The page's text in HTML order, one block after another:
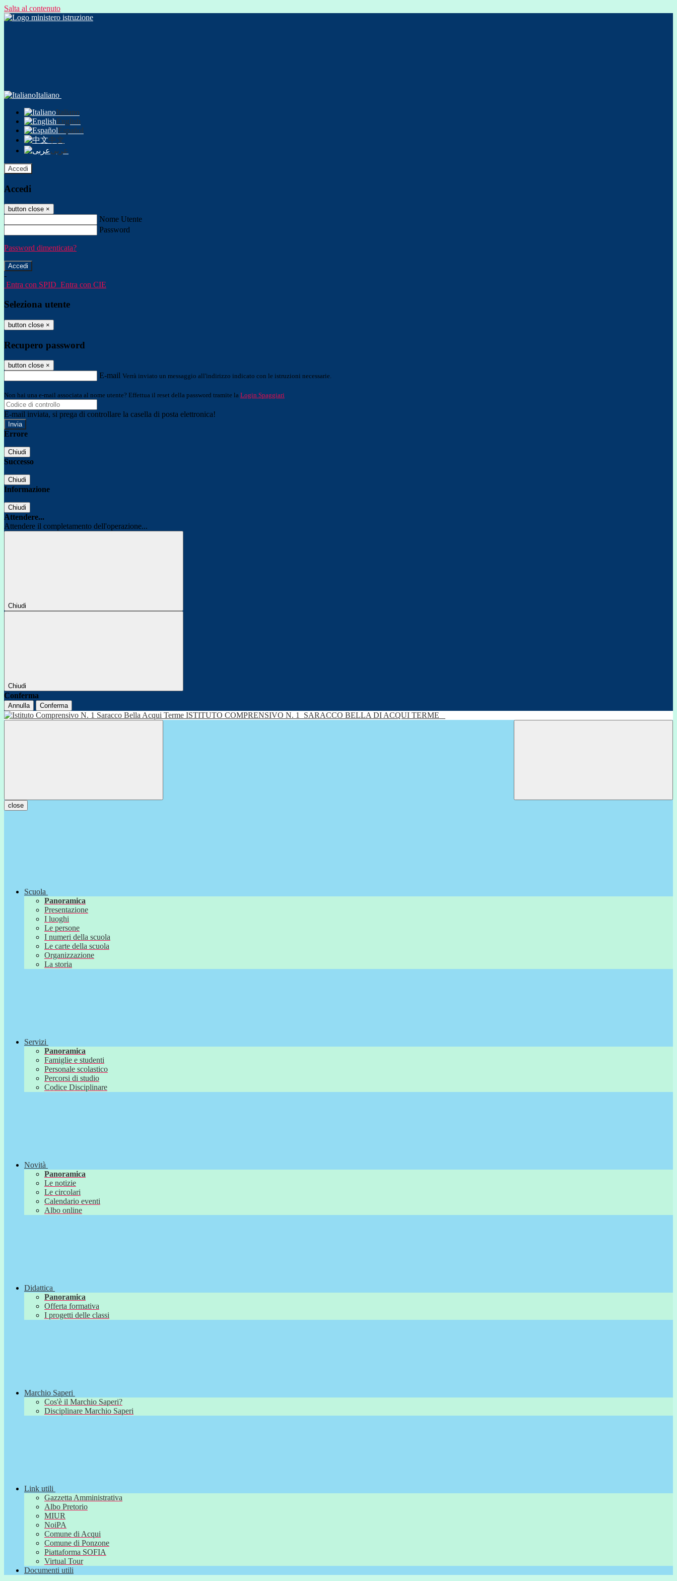
Salta al contenuto
Italiano
Italiano
English
Español
中文
عربى
Accedi
Accedi
button close ×
Nome Utente
Password
Password dimenticata?
-
Entra con SPID Entra con CIE
Seleziona utente
button close ×
Recupero password
button close ×
E-mail Verrà inviato un messaggio all'indirizzo indicato con le istruzioni necessarie.
Non hai una e-mail associata al nome utente? Effettua il reset della password tramite la Login Spaggiari
E-mail inviata, si prega di controllare la casella di posta elettronica!
Errore
Chiudi
Successo
Chiudi
Informazione
Chiudi
Attendere...
Attendere il completamento dell'operazione...
Chiudi
Chiudi
Conferma
Annulla Conferma
ISTITUTO COMPRENSIVO N. 1 SARACCO BELLA DI ACQUI TERME
close
Scuola
Panoramica
Presentazione
I luoghi
Le persone
I numeri della scuola
Le carte della scuola
Organizzazione
La storia
Servizi
Panoramica
Famiglie e studenti
Personale scolastico
Percorsi di studio
Codice Disciplinare
Novità
Panoramica
Le notizie
Le circolari
Calendario eventi
Albo online
Didattica
Panoramica
Offerta formativa
I progetti delle classi
Marchio Saperi
Cos'è il Marchio Saperi?
Disciplinare Marchio Saperi
Link utili
Gazzetta Amministrativa
Albo Pretorio
MIUR
NoiPA
Comune di Acqui
Comune di Ponzone
Piattaforma SOFIA
Virtual Tour
Documenti utili